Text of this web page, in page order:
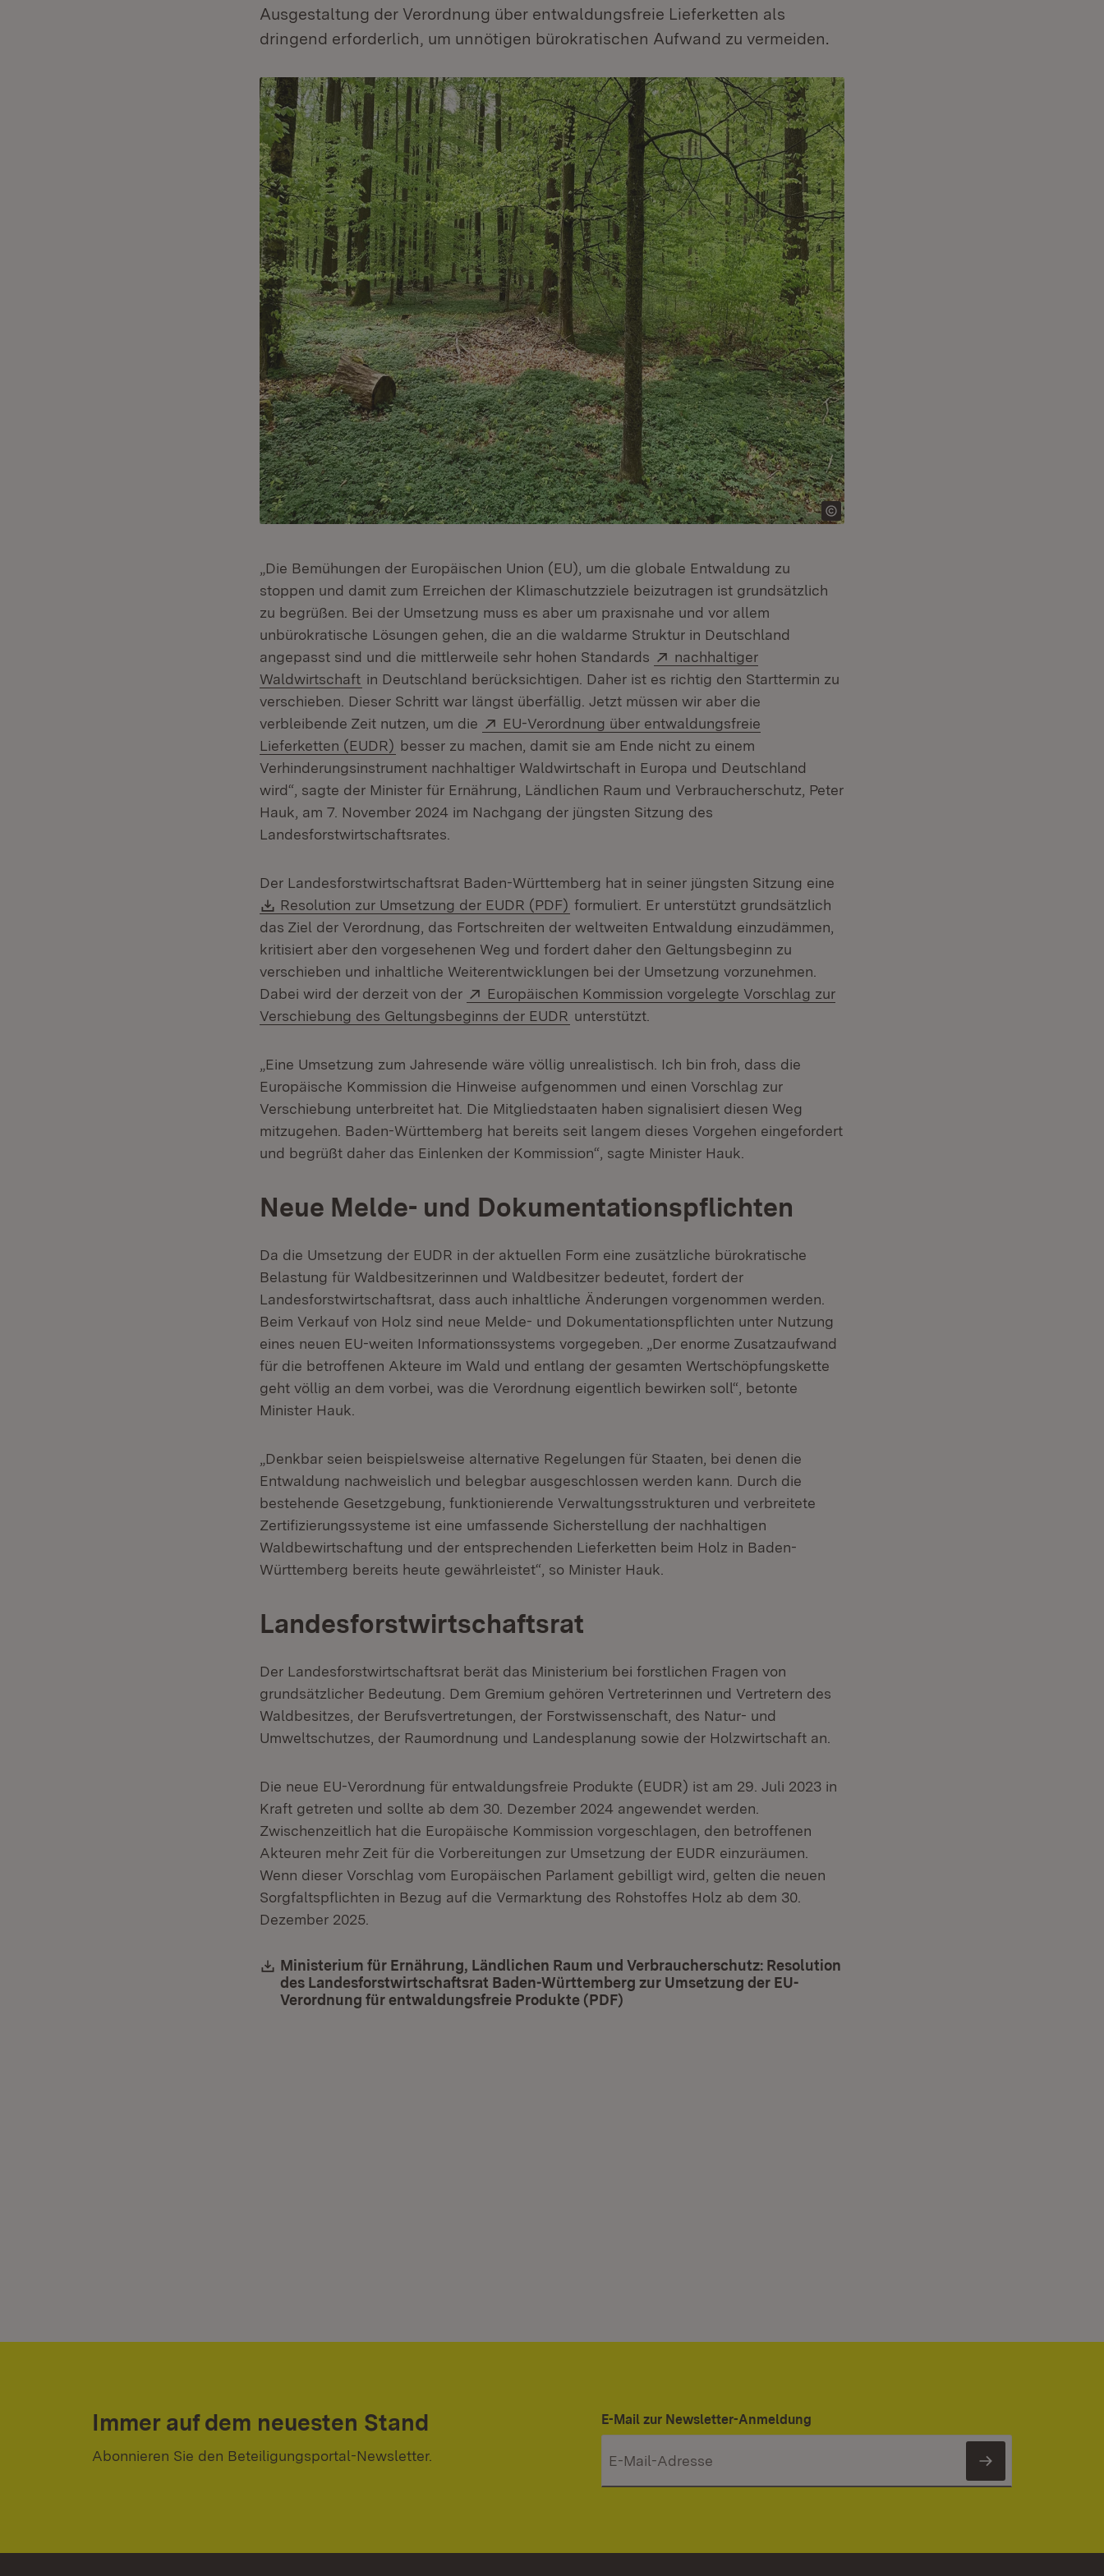
Ausgestaltung der Verordnung über entwaldungsfreie Lieferketten als
dringend erforderlich, um unnötigen bürokratischen Aufwand zu vermeiden.
„Die Bemühungen der Europäischen Union (EU), um die globale Entwaldung zu
stoppen und damit zum Erreichen der Klimaschutzziele beizutragen ist grundsätzlich
zu begrüßen. Bei der Umsetzung muss es aber um praxisnahe und vor allem
unbürokratische Lösungen gehen, die an die waldarme Struktur in Deutschland
angepasst sind und die mittlerweile sehr hohen Standards
Extern:
nachhaltiger
Waldwirtschaft (Öffnet in neuem Fenster)
in Deutschland berücksichtigen. Daher ist es richtig den Starttermin zu
verschieben. Dieser Schritt war längst überfällig. Jetzt müssen wir aber die
verbleibende Zeit nutzen, um die
Extern:
EU-Verordnung über entwaldungsfreie
Lieferketten (EUDR) (Öffnet in neuem Fenster)
besser zu machen, damit sie am Ende nicht zu einem
Verhinderungsinstrument nachhaltiger Waldwirtschaft in Europa und Deutschland
wird“, sagte der Minister für Ernährung, Ländlichen Raum und Verbraucherschutz, Peter
Hauk, am 7. November 2024 im Nachgang der jüngsten Sitzung des
Landesforstwirtschaftsrates.
Der Landesforstwirtschaftsrat Baden-Württemberg hat in seiner jüngsten Sitzung eine
Download:
Resolution zur Umsetzung der EUDR (PDF) (Öffnet in neuem Fenster)
formuliert. Er unterstützt grundsätzlich
das Ziel der Verordnung, das Fortschreiten der weltweiten Entwaldung einzudämmen,
kritisiert aber den vorgesehenen Weg und fordert daher den Geltungsbeginn zu
verschieben und inhaltliche Weiterentwicklungen bei der Umsetzung vorzunehmen.
Dabei wird der derzeit von der
Extern:
Europäischen Kommission vorgelegte Vorschlag zur
Verschiebung des Geltungsbeginns der EUDR (Öffnet in neuem Fenster)
unterstützt.
„Eine Umsetzung zum Jahresende wäre völlig unrealistisch. Ich bin froh, dass die
Europäische Kommission die Hinweise aufgenommen und einen Vorschlag zur
Verschiebung unterbreitet hat. Die Mitgliedstaaten haben signalisiert diesen Weg
mitzugehen. Baden-Württemberg hat bereits seit langem dieses Vorgehen eingefordert
und begrüßt daher das Einlenken der Kommission“, sagte Minister Hauk.
Neue Melde- und Dokumentationspflichten
Da die Umsetzung der EUDR in der aktuellen Form eine zusätzliche bürokratische
Belastung für Waldbesitzerinnen und Waldbesitzer bedeutet, fordert der
Landesforstwirtschaftsrat, dass auch inhaltliche Änderungen vorgenommen werden.
Beim Verkauf von Holz sind neue Melde- und Dokumentationspflichten unter Nutzung
eines neuen EU-weiten Informationssystems vorgegeben. „Der enorme Zusatzaufwand
für die betroffenen Akteure im Wald und entlang der gesamten Wertschöpfungskette
geht völlig an dem vorbei, was die Verordnung eigentlich bewirken soll“, betonte
Minister Hauk.
„Denkbar seien beispielsweise alternative Regelungen für Staaten, bei denen die
Entwaldung nachweislich und belegbar ausgeschlossen werden kann. Durch die
bestehende Gesetzgebung, funktionierende Verwaltungsstrukturen und verbreitete
Zertifizierungssysteme ist eine umfassende Sicherstellung der nachhaltigen
Waldbewirtschaftung und der entsprechenden Lieferketten beim Holz in Baden-
Württemberg bereits heute gewährleistet“, so Minister Hauk.
Landesforstwirtschaftsrat
Der Landesforstwirtschaftsrat berät das Ministerium bei forstlichen Fragen von
grundsätzlicher Bedeutung. Dem Gremium gehören Vertreterinnen und Vertretern des
Waldbesitzes, der Berufsvertretungen, der Forstwissenschaft, des Natur- und
Umweltschutzes, der Raumordnung und Landesplanung sowie der Holzwirtschaft an.
Die neue EU-Verordnung für entwaldungsfreie Produkte (EUDR) ist am 29. Juli 2023 in
Kraft getreten und sollte ab dem 30. Dezember 2024 angewendet werden.
Zwischenzeitlich hat die Europäische Kommission vorgeschlagen, den betroffenen
Akteuren mehr Zeit für die Vorbereitungen zur Umsetzung der EUDR einzuräumen.
Wenn dieser Vorschlag vom Europäischen Parlament gebilligt wird, gelten die neuen
Sorgfaltspflichten in Bezug auf die Vermarktung des Rohstoffes Holz ab dem 30.
Dezember 2025.
Download:
Ministerium für Ernährung, Ländlichen Raum und Verbraucherschutz: Resolution
des Landesforstwirtschaftsrat Baden-Württemberg zur Umsetzung der EU-
Verordnung für entwaldungsfreie Produkte (PDF)
Immer auf dem neuesten Stand
Abonnieren Sie den Beteiligungsportal-Newsletter.
E-Mail zur Newsletter-Anmeldung
Newsletter